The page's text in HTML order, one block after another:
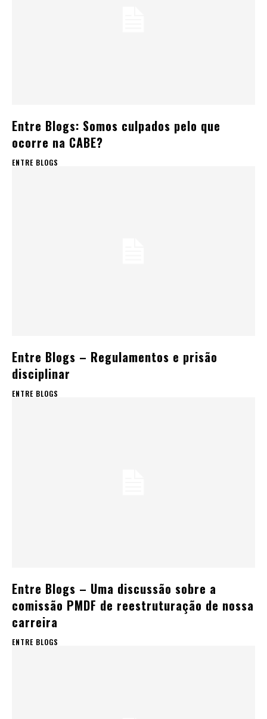
Entre Blogs: Somos culpados pelo que
ocorre na CABE?
ENTRE BLOGS
Entre Blogs – Regulamentos e prisão
disciplinar
ENTRE BLOGS
Entre Blogs – Uma discussão sobre a
comissão PMDF de reestruturação de nossa
carreira
ENTRE BLOGS